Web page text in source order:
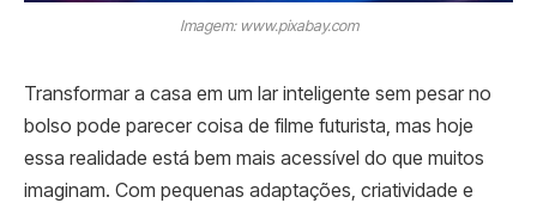
Imagem: www.pixabay.com
Transformar a casa em um lar inteligente sem pesar no
bolso pode parecer coisa de filme futurista, mas hoje
essa realidade está bem mais acessível do que muitos
imaginam. Com pequenas adaptações, criatividade e